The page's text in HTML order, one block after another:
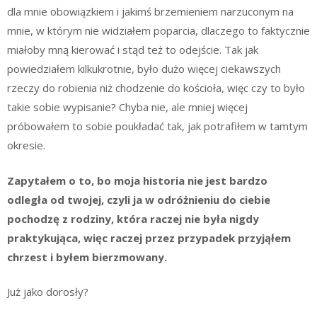
dla mnie obowiązkiem i jakimś brzemieniem narzuconym na
mnie, w którym nie widziałem poparcia, dlaczego to faktycznie
miałoby mną kierować i stąd też to odejście. Tak jak
powiedziałem kilkukrotnie, było dużo więcej ciekawszych
rzeczy do robienia niż chodzenie do kościoła, więc czy to było
takie sobie wypisanie? Chyba nie, ale mniej więcej
próbowałem to sobie poukładać tak, jak potrafiłem w tamtym
okresie.
Zapytałem o to, bo moja historia nie jest bardzo
odległa od twojej, czyli ja w odróżnieniu do ciebie
pochodzę z rodziny, która raczej nie była nigdy
praktykująca, więc raczej przez przypadek przyjąłem
chrzest i byłem bierzmowany.
Już jako dorosły?